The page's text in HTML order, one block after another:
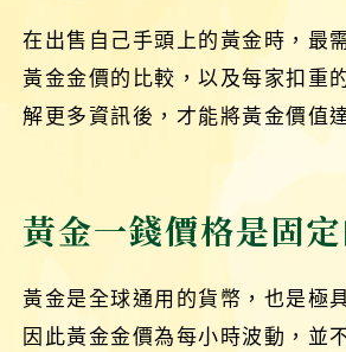
在出售自己手頭上的黃金時，最
黃金金價的比較，以及每家扣重
解更多資訊後，才能將黃金價值
黃金一錢價格是固定
黃金是全球通用的貨幣，也是極
因此黃金金價為每小時波動，並